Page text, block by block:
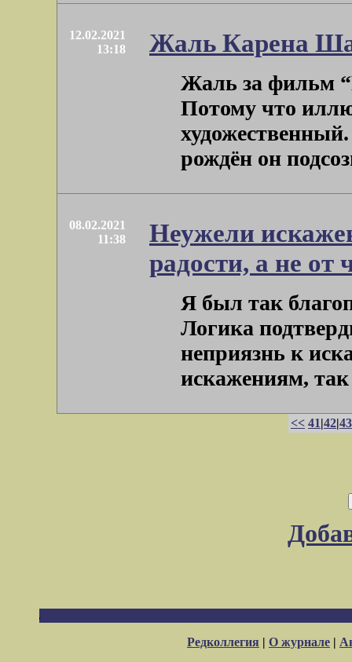
12.02.2021
13:18
Жаль Карена
Жаль за фильм
Потому что
рождён он
08.02.2021
11:38
Неужели
радости, а не от
Я был так
Логика
неприязнь к
искажениям, так
<< 41|42|43
Редколлегия | О журнале |